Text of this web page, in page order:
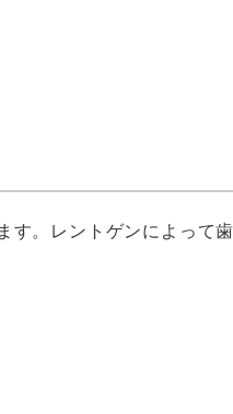
す。レントゲンによって